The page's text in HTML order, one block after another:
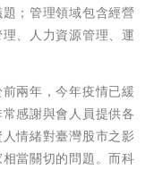
；管理領域包含經營
、人力資源管理、運
兩年，今年疫情已緩
感謝與會人員提供各
情緒對臺灣股市之影
當關切的問題。而科